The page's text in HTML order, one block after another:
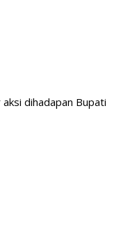
dihadapan Bupati